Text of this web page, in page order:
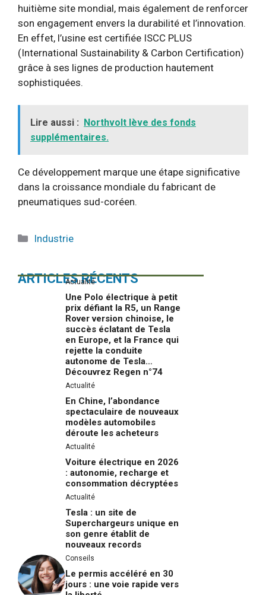
huitième site mondial, mais également de renforcer
son engagement envers la durabilité et l’innovation.
En effet, l’usine est certifiée ISCC PLUS
(International Sustainability & Carbon Certification)
grâce à ses lignes de production hautement
sophistiquées.
Lire aussi : Northvolt lève des fonds
supplémentaires.
Ce développement marque une étape significative
dans la croissance mondiale du fabricant de
pneumatiques sud-coréen.
Catégories
Industrie
ARTICLES RÉCENTS
Actualité
Une Polo électrique à petit
prix défiant la R5, un Range
Rover version chinoise, le
succès éclatant de Tesla
en Europe, et la France qui
rejette la conduite
autonome de Tesla…
Découvrez Regen n°74
Actualité
En Chine, l’abondance
spectaculaire de nouveaux
modèles automobiles
déroute les acheteurs
Actualité
Voiture électrique en 2026
: autonomie, recharge et
consommation décryptées
Actualité
Tesla : un site de
Superchargeurs unique en
son genre établit de
nouveaux records
Conseils
Le permis accéléré en 30
jours : une voie rapide vers